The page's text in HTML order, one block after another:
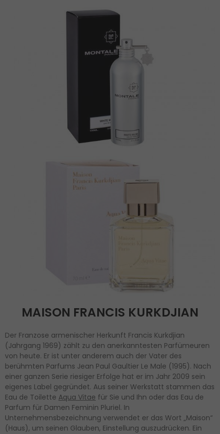
MAISON FRANCIS KURKDJIAN
Der Franzose armenischer Herkunft Francis Kurkdjian
(Jahrgang 1969) zählt zu den anerkanntesten Parfümeuren
von heute. Er ist unter anderem auch der Vater des
berühmten Parfums Jean Paul Gaultier Le Male (1995). Nach
einer ganzen Serie riesiger Erfolge hat er im Jahr 2009 sein
eigenes Label gegründet. Aus seiner Werkstatt stammen das
Eau de Toilette Aqua Vitae für Sie und Ihn oder das Eau de
Parfum für Damen Feminin Pluriel. In
Unternehmensbezeichnung verwendet er das Wort „Maison“
(Haus), um seinen Glauben, Einstellung auszudrücken. Ein